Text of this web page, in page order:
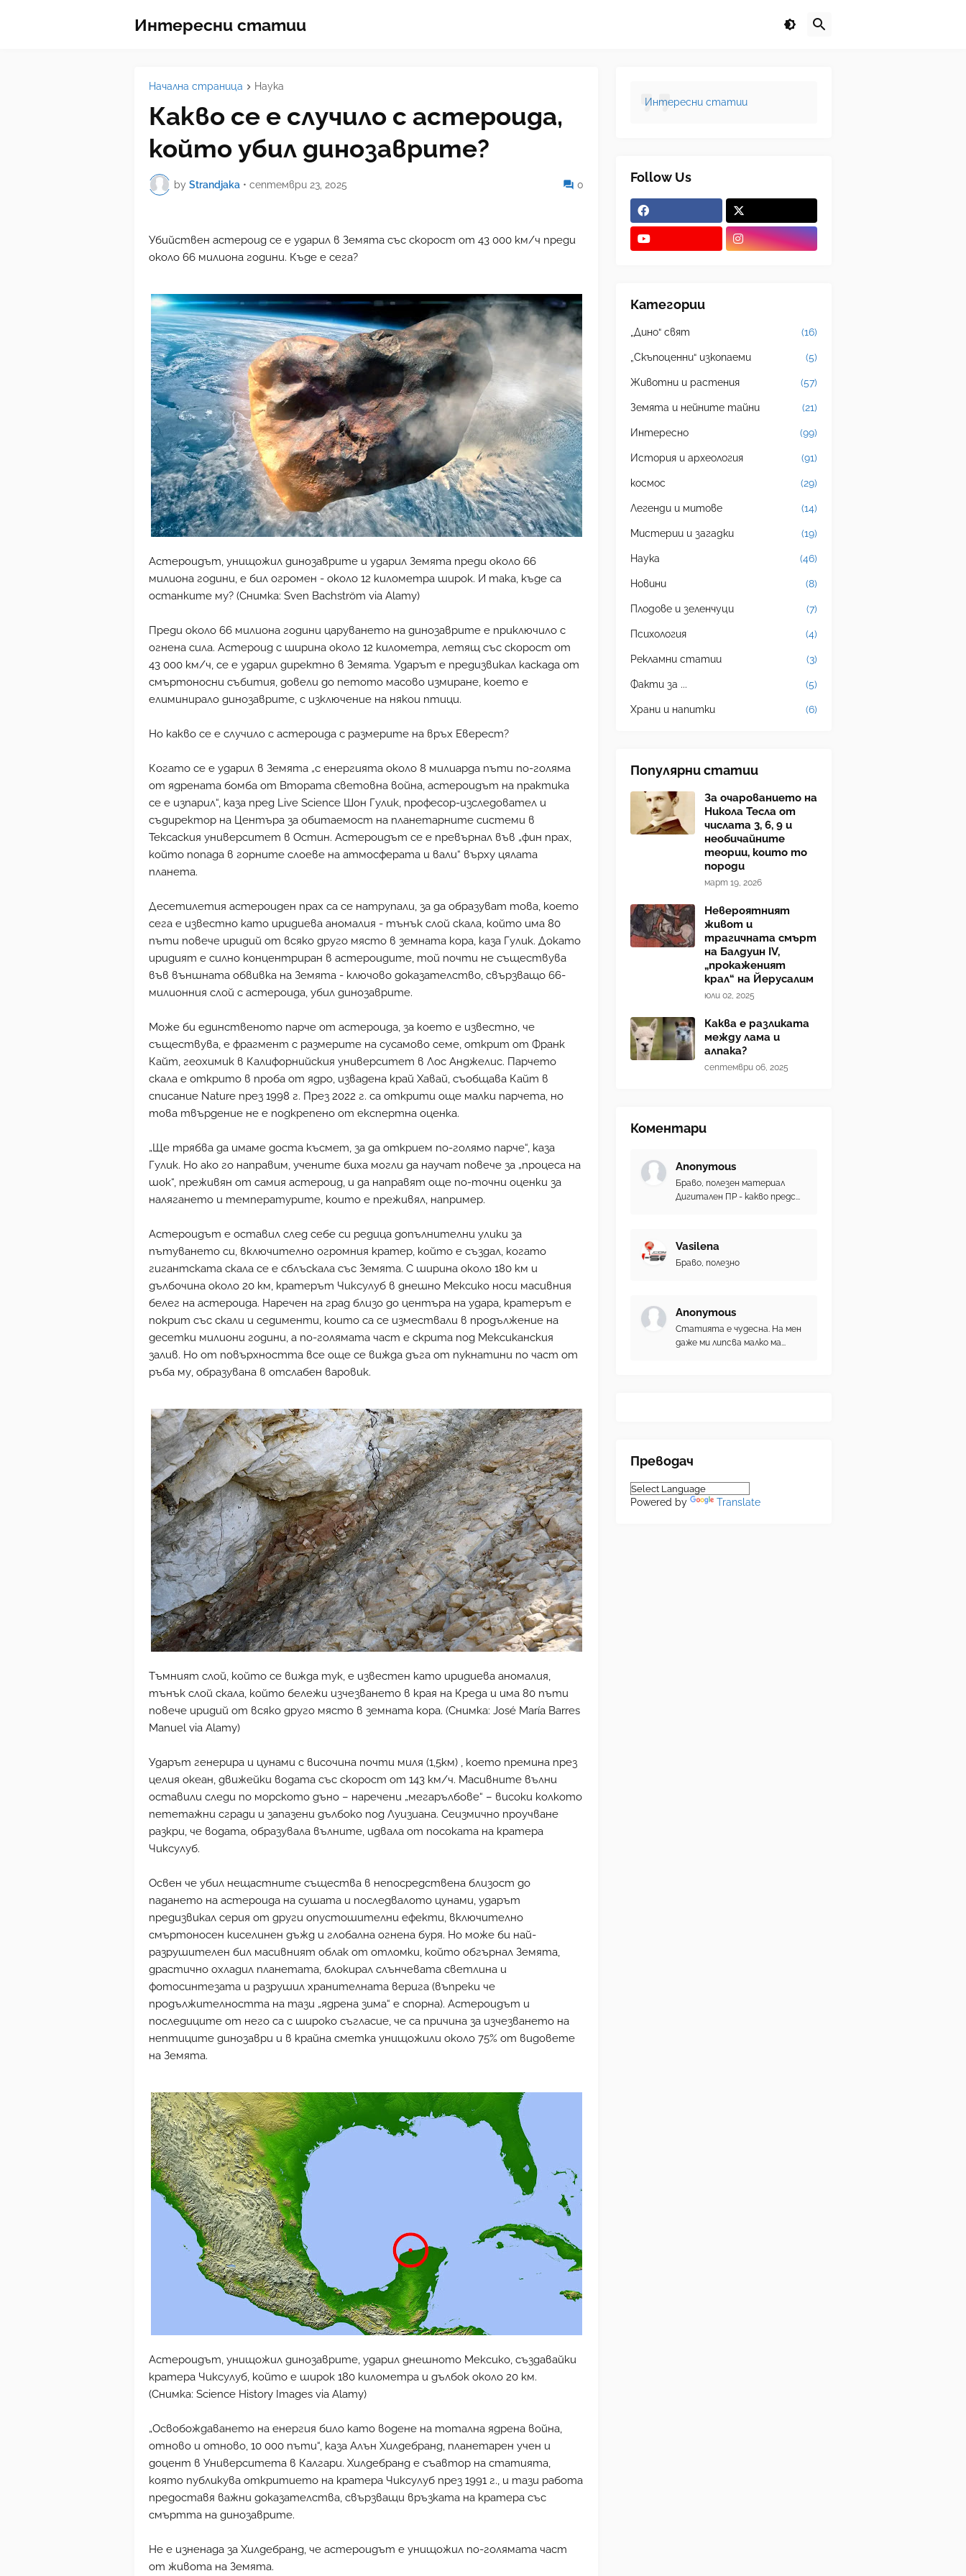
Интересни статии
Начална страница Наука
Какво се е случило с астероида,
който убил динозаврите?
by Strandjaka • септември 23, 2025 0
Убийствен астероид се е ударил в Земята със скорост от 43 000 км/ч преди
около 66 милиона години. Къде е сега?
Астероидът, унищожил динозаврите и ударил Земята преди около 66
милиона години, е бил огромен - около 12 километра широк. И така, къде са
останките му? (Снимка: Sven Bachström via Alamy)
Преди около 66 милиона години царуването на динозаврите е приключило с
огнена сила. Астероид с ширина около 12 километра, летящ със скорост от
43 000 км/ч, се е ударил директно в Земята. Ударът е предизвикал каскада от
смъртоносни събития, довели до петото масово измиране, което е
елиминирало динозаврите, с изключение на някои птици.
Но какво се е случило с астероида с размерите на връх Еверест?
Когато се е ударил в Земята „с енергията около 8 милиарда пъти по-голяма
от ядрената бомба от Втората световна война, астероидът на практика
се е изпарил“, каза пред Live Science Шон Гулик, професор-изследовател и
съдиректор на Центъра за обитаемост на планетарните системи в
Тексаския университет в Остин. Астероидът се е превърнал във „фин прах,
който попада в горните слоеве на атмосферата и вали“ върху цялата
планета.
Десетилетия астероиден прах са се натрупали, за да образуват това, което
сега е известно като иридиева аномалия - тънък слой скала, който има 80
пъти повече иридий от всяко друго място в земната кора, каза Гулик. Докато
иридият е силно концентриран в астероидите, той почти не съществува
във външната обвивка на Земята - ключово доказателство, свързващо 66-
милионния слой с астероида, убил динозаврите.
Може би единственото парче от астероида, за което е известно, че
съществува, е фрагмент с размерите на сусамово семе, открит от Франк
Кайт, геохимик в Калифорнийския университет в Лос Анджелис. Парчето
скала е открито в проба от ядро, извадена край Хавай, съобщава Кайт в
списание Nature през 1998 г. През 2022 г. са открити още малки парчета, но
това твърдение не е подкрепено от експертна оценка.
„Ще трябва да имаме доста късмет, за да открием по-голямо парче“, каза
Гулик. Но ако го направим, учените биха могли да научат повече за „процеса на
шок“, преживян от самия астероид, и да направят още по-точни оценки за
налягането и температурите, които е преживял, например.
Астероидът е оставил след себе си редица допълнителни улики за
пътуването си, включително огромния кратер, който е създал, когато
гигантската скала се е сблъскала със Земята. С ширина около 180 км и
дълбочина около 20 км, кратерът Чиксулуб в днешно Мексико носи масивния
белег на астероида. Наречен на град близо до центъра на удара, кратерът е
покрит със скали и седименти, които са се измествали в продължение на
десетки милиони години, а по-голямата част е скрита под Мексиканския
залив. Но от повърхността все още се вижда дъга от пукнатини по част от
ръба му, образувана в отслабен варовик.
Тъмният слой, който се вижда тук, е известен като иридиева аномалия,
тънък слой скала, който бележи изчезването в края на Креда и има 80 пъти
повече иридий от всяко друго място в земната кора. (Снимка: José María Barres
Manuel via Alamy)
Ударът генерира и цунами с височина почти миля (1,5км) , което премина през
целия океан, движейки водата със скорост от 143 км/ч. Масивните вълни
оставили следи по морското дъно – наречени „мегарълбове“ – високи колкото
пететажни сгради и запазени дълбоко под Луизиана. Сеизмично проучване
разкри, че водата, образувала вълните, идвала от посоката на кратера
Чиксулуб.
Освен че убил нещастните същества в непосредствена близост до
падането на астероида на сушата и последвалото цунами, ударът
предизвикал серия от други опустошителни ефекти, включително
смъртоносен киселинен дъжд и глобална огнена буря. Но може би най-
разрушителен бил масивният облак от отломки, който обгърнал Земята,
драстично охладил планетата, блокирал слънчевата светлина и
фотосинтезата и разрушил хранителната верига (въпреки че
продължителността на тази „ядрена зима“ е спорна). Астероидът и
последиците от него са с широко съгласие, че са причина за изчезването на
нептиците динозаври и в крайна сметка унищожили около 75% от видовете
на Земята.
Астероидът, унищожил динозаврите, ударил днешното Мексико, създавайки
кратера Чиксулуб, който е широк 180 километра и дълбок около 20 км.
(Снимка: Science History Images via Alamy)
„Освобождаването на енергия било като водене на тотална ядрена война,
отново и отново, 10 000 пъти“, каза Алън Хилдебранд, планетарен учен и
доцент в Университета в Калгари. Хилдебранд е съавтор на статията,
която публикува откритието на кратера Чиксулуб през 1991 г., и тази работа
предоставя важни доказателства, свързващи връзката на кратера със
смъртта на динозаврите.
Не е изненада за Хилдебранд, че астероидът е унищожил по-голямата част
от живота на Земята.
Интересни статии
Follow Us
Категории
„Дино“ свят (16)
„Скъпоценни“ изкопаеми (5)
Животни и растения (57)
Земята и нейните тайни (21)
Интересно (99)
История и археология (91)
космос (29)
Легенди и митове (14)
Мистерии и загадки (19)
Наука (46)
Новини (8)
Плодове и зеленчуци (7)
Психология (4)
Рекламни статии (3)
Факти за ... (5)
Храни и напитки (6)
Популярни статии
За очарованието на
Никола Тесла от
числата 3, 6, 9 и
необичайните
теории, които то
породи
март 19, 2026
Невероятният
живот и
трагичната смърт
на Балдуин IV,
„прокаженият
крал“ на Йерусалим
юли 02, 2025
Каква е разликата
между лама и
алпака?
септември 06, 2025
Коментари
Anonymous
Браво, полезен материал
Дигитален ПР - какво предс...
Vasilena
Браво, полезно
Anonymous
Статията е чудесна. На мен
даже ми липсва малко ма...
Преводач
Powered by Translate